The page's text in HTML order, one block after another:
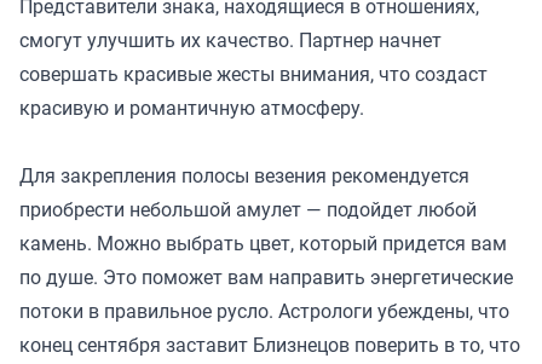
Представители знака, находящиеся в отношениях,
смогут улучшить их качество. Партнер начнет
совершать красивые жесты внимания, что создаст
красивую и романтичную атмосферу.
Для закрепления полосы везения рекомендуется
приобрести небольшой амулет — подойдет любой
камень. Можно выбрать цвет, который придется вам
по душе. Это поможет вам направить энергетические
потоки в правильное русло. Астрологи убеждены, что
конец сентября заставит Близнецов поверить в то, что